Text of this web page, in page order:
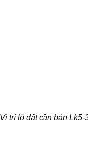
Vị trí lô đất cần bán